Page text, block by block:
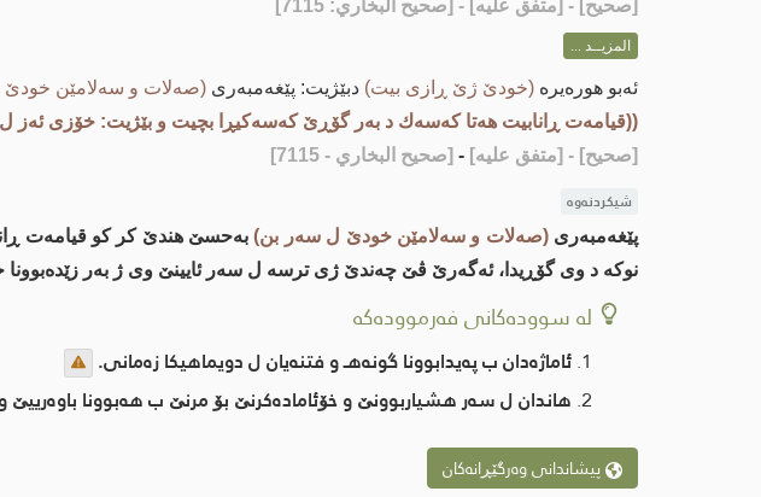
[صحيح] - [متفق عليه] - [صحيح البخاري: 7115]
المزيــد ...
ئه‌بو هوره‌یره‌ (خودێ ژێ ڕازی بیت) دبێژیت: پێغه‌مبه‌ری (صه‌لات و سه‌لامێن
((قیامه‌ت ڕانابیت هه‌تا كه‌سه‌ك د به‌ر گۆڕێ كه‌سه‌كیڕا بچیت و بێژیت: خۆزی ئه‌ز ل
[صحيح] - [متفق عليه] - [صحيح البخاري - 7115]
شیکردنەوە
‌‌پێغەمبەری(صەلات و سەلامێن خودێ ل سەر بن)بەحسێ هندێ کر کو قیامەت
نوکە د وی گۆڕیدا، ئه‌گه‌رێ ڤێ چه‌ندێ ژی ترسه‌ ل سه‌ر ئایینێ وی ژ به‌ر زێده‌بوونا
لە سوودەکانی فەرموودەکە
ئاماژه‌دان ب په‌یدابوونا گونه‌هـ و فتنه‌یان ل دویماهیكا زه‌مانی.
هاندان ل سه‌ر هشیاربوونێ و خۆئاماده‌كرنێ بۆ مرنێ ب هه‌بوونا باوه‌رییێ و
پیشاندانی وەرگێڕانەکان